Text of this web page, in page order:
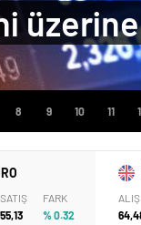
SATIŞ
55,13
FARK
% 0.32
ALIŞ